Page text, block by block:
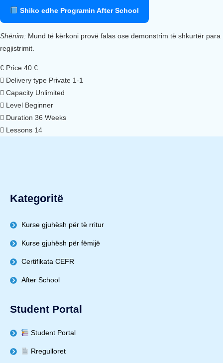
Shiko edhe Programin After School
Shënim: Mund të kërkoni provë falas ose demonstrim të shkurtër para
regjistrimit.
€ Price 40 €
Delivery type Private 1-1
Capacity Unlimited
Level Beginner
Duration 36 Weeks
Lessons 14
Kategoritë
Kurse gjuhësh për të rritur
Kurse gjuhësh për fëmijë
Certifikata CEFR
After School
Student Portal
Student Portal
Rregulloret